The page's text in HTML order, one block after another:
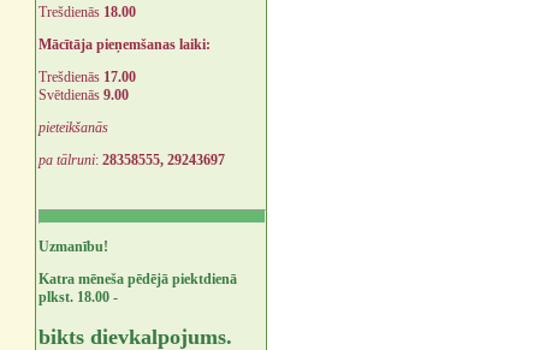
Trešdienās 18.00
Mācītāja pieņemšanas laiki:
Trešdienās 17.00
Svētdienās 9.00
pieteikšanās
pa tālruni: 28358555, 29243697
Uzmanību!
Katra mēneša pēdējā piektdienā
plkst. 18.00 -
bikts dievkalpojums.